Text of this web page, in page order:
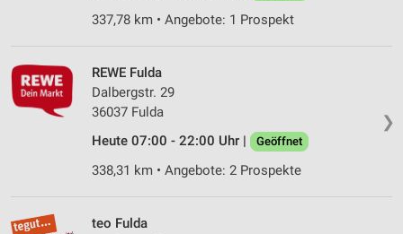
337,78 km • Angebote: 1 Prospekt
❯
REWE Fulda
Dalbergstr. 29
36037 Fulda
Heute 07:00 - 22:00 Uhr |
Geöffnet
338,31 km • Angebote: 2 Prospekte
teo Fulda